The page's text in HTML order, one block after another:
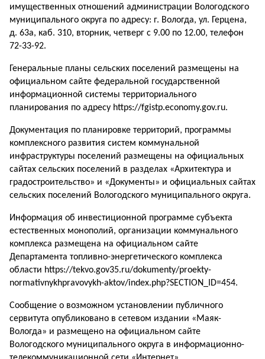
имущественных отношений администрации Вологодского
муниципального округа по адресу: г. Вологда, ул. Герцена,
д. 63а, каб. 310, вторник, четверг с 9.00 по 12.00, телефон
72-33-92.
Генеральные планы сельских поселений размещены на
официальном сайте федеральной государственной
информационной системы территориального
планирования по адресу https://fgistp.economy.gov.ru.
Документация по планировке территорий, программы
комплексного развития систем коммунальной
инфраструктуры поселений размещены на официальных
сайтах сельских поселений в разделах «Архитектура и
градостроительство» и «Документы» и официальных сайтах
сельских поселений Вологодского муниципального округа.
Информация об инвестиционной программе субъекта
естественных монополий, организации коммунального
комплекса размещена на официальном сайте
Департамента топливно-энергетического комплекса
области https://tekvo.gov35.ru/dokumenty/proekty-
normativnykhpravovykh-аktov/index.php?SECTION_ID=454.
Сообщение о возможном установлении публичного
сервитута опубликовано в сетевом издании «Маяк-
Вологда» и размещено на официальном сайте
Вологодского муниципального округа в информационно-